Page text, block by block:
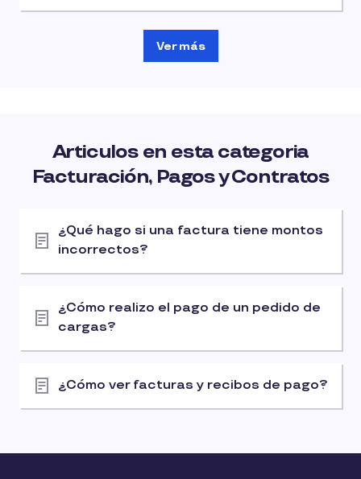
Ver más
Articulos en esta categoria
Facturación, Pagos y Contratos
¿Qué hago si una factura tiene montos
incorrectos?
¿Cómo realizo el pago de un pedido de
cargas?
¿Cómo ver facturas y recibos de pago?